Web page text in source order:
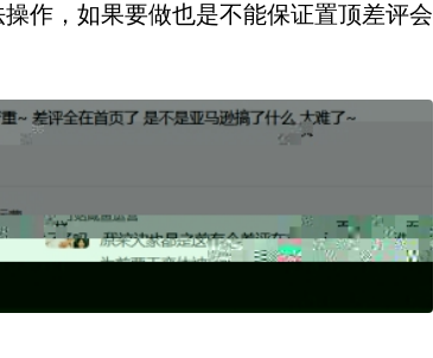
作，如果要做也是不能保证置顶差评会